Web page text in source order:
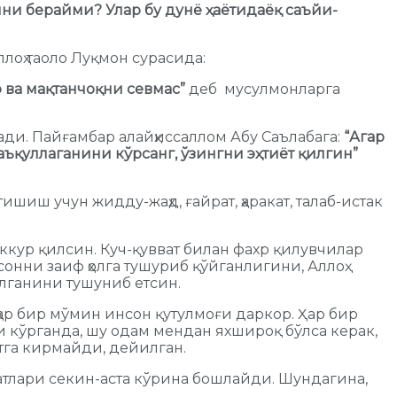
берайми? Улар бу дунё ҳаётидаёқ саъйи-
таоло Луқмон сурасида:
мақтанчоқни севмас” деб мусулмонларга
Пайғамбар алайҳиссаллом Абу Саълабага: “Агар
кўрсанг, ўзингни эҳтиёт қилгин”
учун жидду-жаҳд, ғайрат, ҳаракат, талаб-истак
қилсин. Куч-қувват билан фахр қилувчилар
заиф ҳолга тушуриб қўйганлигини, Аллоҳ
тушуниб етсин.
бир мўмин инсон қутулмоғи даркор. Ҳар бир
кўрганда, шу одам мендан яхшироқ бўлса керак,
кирмайди, дейилган.
секин-аста кўрина бошлайди. Шундагина,